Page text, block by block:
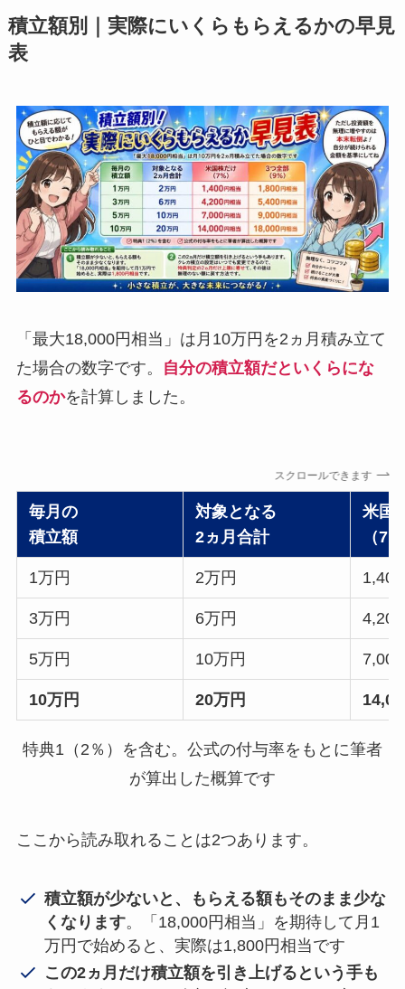
積立額別｜実際にいくらもらえるかの早見
表
「最大18,000円相当」は月10万円を2ヵ月積み立て
た場合の数字です。
自分の積立額だといくらにな
るのかを計算しました。
スクロールできます
毎月の
積立額
対象となる
2ヵ月合計
米国
（7
1万円 2万円
3万円 6万円
5万円 10万円
10万円 20万円
特典1（2％）を含む。公式の付与率をもとに筆者
が算出した概算です
ここから読み取れることは2つあります。
積立額が少ないと、もらえる額もそのまま少な
くなります。「18,000円相当」を期待して月1
万円で始めると、実際は1,800円相当です
この2ヵ月だけ積立額を引き上げるという手も